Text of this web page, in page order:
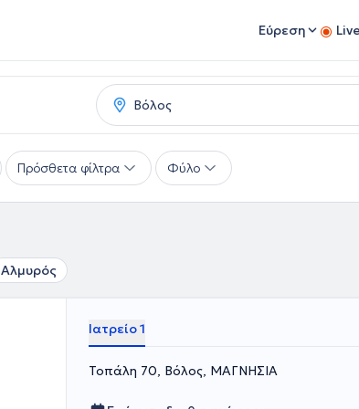
Εύρεση
Πρόσθετα φίλτρα Φύλο
Αλμυρός
Ιατρείο 1
Τοπάλη 70, Βόλος, ΜΑΓΝΗΣΙΑ